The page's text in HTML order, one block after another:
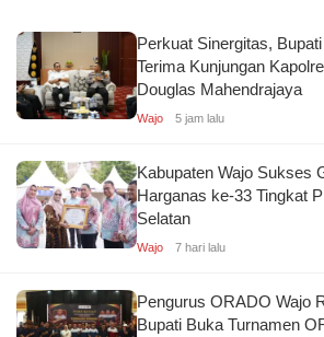
Perkuat Sinergitas,
Terima Kunjungan
Douglas Mahendrajaya
Wajo 5 jam lalu
Kabupaten Wajo Sukses
Harganas ke-33 Tingkat
Selatan
Wajo 7 hari lalu
Pengurus ORADO Wajo
Bupati Buka Turnamen